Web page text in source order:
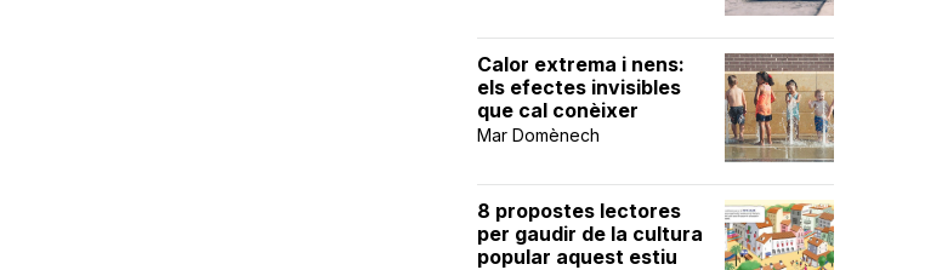
Calor extrema i nens:
els efectes invisibles
que cal conèixer
Mar Domènech
8 propostes lectores
per gaudir de la cultura
popular aquest estiu